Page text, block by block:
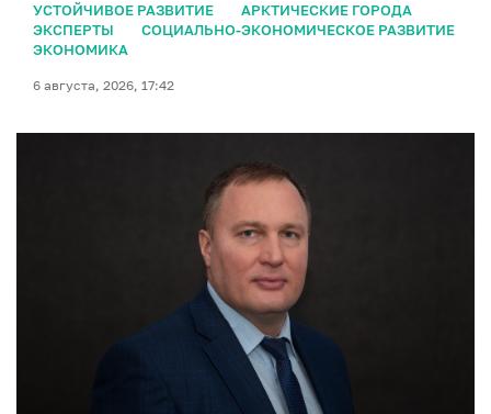
УСТОЙЧИВОЕ РАЗВИТИЕ
АРКТИЧЕСКИЕ ГОРОДА
ЭКСПЕРТЫ
СОЦИАЛЬНО-ЭКОНОМИЧЕСКОЕ РАЗВИТИЕ
ЭКОНОМИКА
6 августа, 2026, 17:42